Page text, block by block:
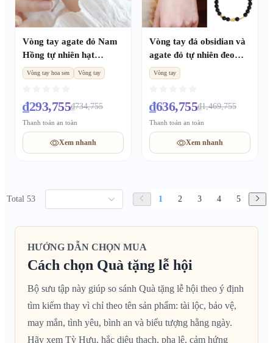
Vòng tay agate đỏ Nam
Hồng tự nhiên hạt
chuyển vận hoa sen,
phong cách tươi sáng
bạn thân
Vòng tay hoa sen Vòng tay
₫293,755₫734,755
Thanh toán an toàn
Xem nhanh
Vòng tay đá obsidian và
agate đỏ tự nhiên đeo
lớp, sang trọng nhẹ
nhàng độc đáo tinh xảo,
thân
Vòng tay
₫636,755₫1,469,755
Thanh toán an toàn
Xem nhanh
Total 53 1 2 3 4 5
HƯỚNG DẪN CHỌN MUA
Cách chọn Quà tặng lễ hội
Bộ sưu tập này giúp so sánh Quà tặng lễ hội theo ý định
tìm kiếm thay vì chỉ theo tên sản phẩm: tài lộc, bảo vệ,
may mắn, tình yêu, bình an và biểu tượng hằng ngày.
Hãy xem Tỳ Hưu, hắc diệu thạch, pha lê, cảm hứng